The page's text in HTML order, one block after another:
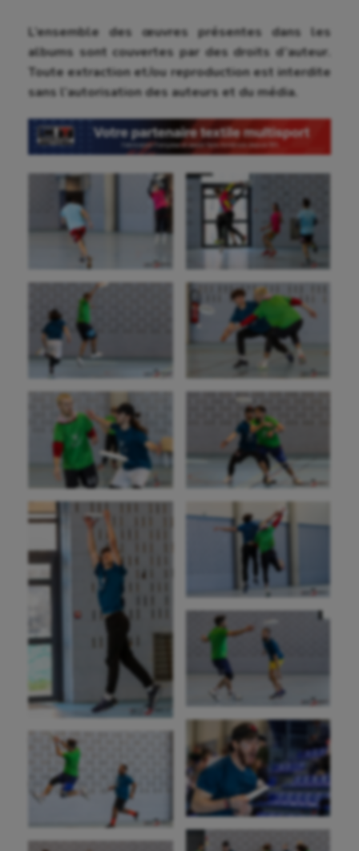
Athlétisme
Auto
Aviron
Balle à la main
Billard
Boules lyonnaises
Canoë-kayak
Cerf Volant
Cheerleading
Course à pied
Crossfit
Cyclisme
Danse
Equitation
Escalade
Escrime
Fitness
Football américain
Futsal
Gymnastique
Gymnastique rythmique
Haltérophilie
L’ensemble des œuvres présentes dans les
albums sont couvertes par des droits d’auteur.
Toute extraction et/ou reproduction est interdite
sans l’autorisation des auteurs et du média.